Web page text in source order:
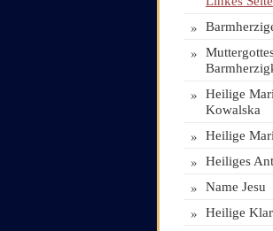
»
»
»
Heilige
Kowalska
» Heilige
» Heiliges
» Name Jesu
» Heilige